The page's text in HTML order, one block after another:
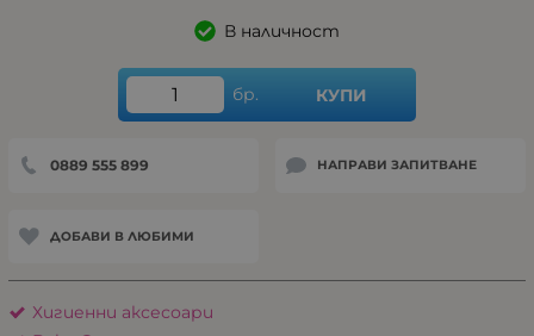
В наличност
бр. КУПИ
0889 555 899 НАПРАВИ ЗАПИТВАНЕ
ДОБАВИ В ЛЮБИМИ
Хигиенни аксесоари